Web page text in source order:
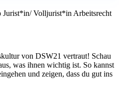
Jurist*in/ Volljurist*in Arbeitsrecht
von DSW21 vertraut! Schau
was ihnen wichtig ist. So kannst
und zeigen, dass du gut ins